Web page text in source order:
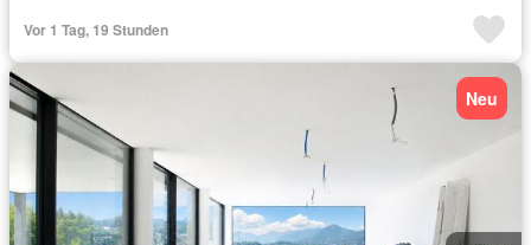
Vor 1 Tag, 19 Stunden
Neu